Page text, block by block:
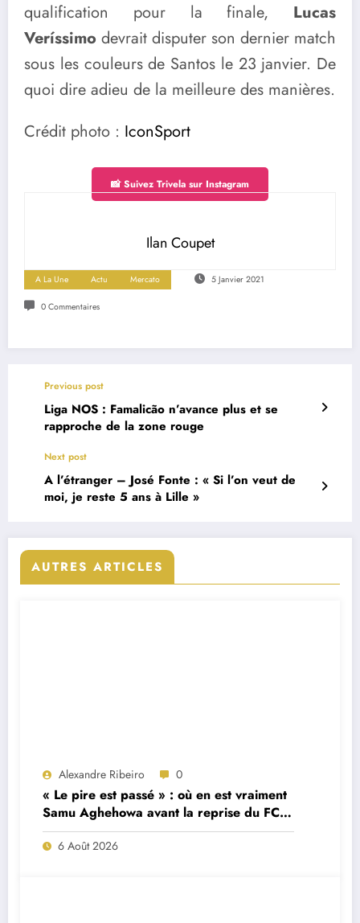
qualification pour la finale, Lucas
Veríssimo devrait disputer son dernier match
sous les couleurs de Santos le 23 janvier. De
quoi dire adieu de la meilleure des manières.
Crédit photo : IconSport
📸 Suivez Trivela sur Instagram
Ilan Coupet
A La Une Actu Mercato 5 Janvier 2021
0 Commentaires
Previous post
Liga NOS : Famalicão n’avance plus et se
rapproche de la zone rouge
Next post
A l’étranger – José Fonte : « Si l’on veut de
moi, je reste 5 ans à Lille »
AUTRES ARTICLES
Alexandre Ribeiro 0
« Le pire est passé » : où en est vraiment
Samu Aghehowa avant la reprise du FC
Porto ?
6 Août 2026